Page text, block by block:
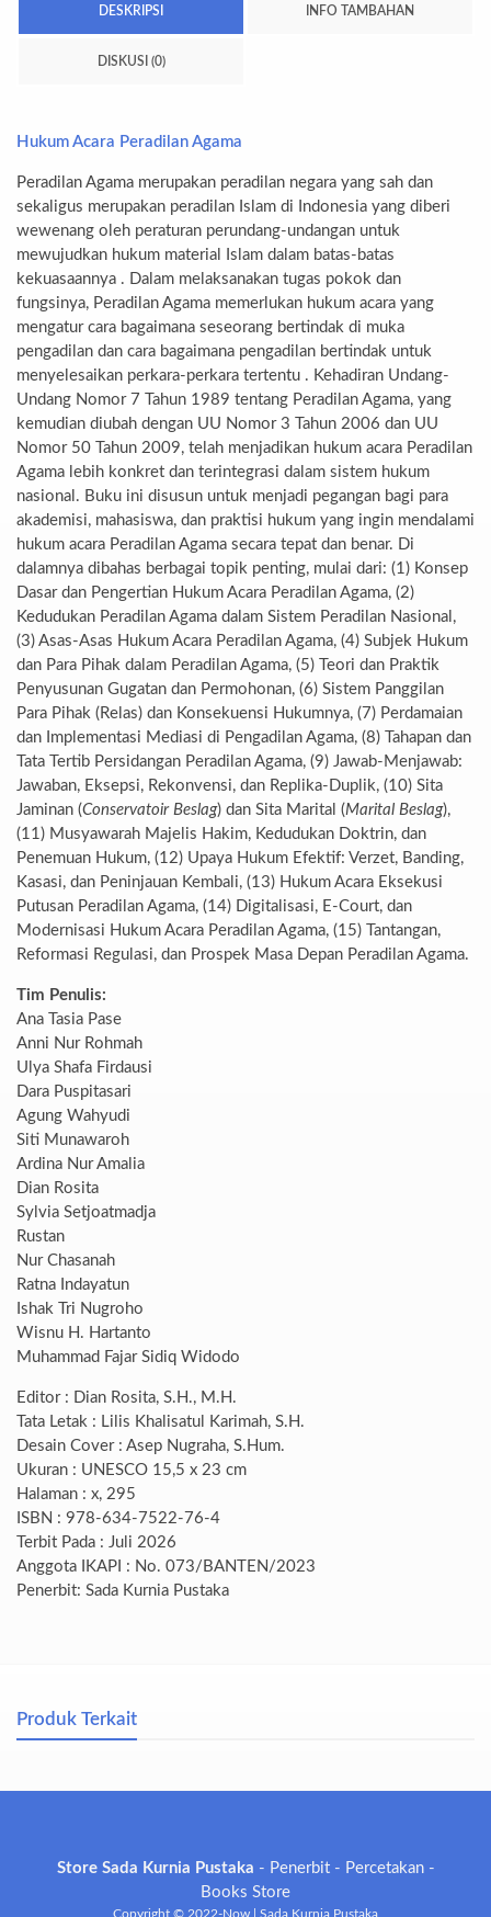
DESKRIPSI INFO TAMBAHAN
DISKUSI (0)
Hukum Acara Peradilan Agama
Peradilan Agama merupakan peradilan negara yang sah dan
sekaligus merupakan peradilan Islam di Indonesia yang diberi
wewenang oleh peraturan perundang-undangan untuk
mewujudkan hukum material Islam dalam batas-batas
kekuasaannya . Dalam melaksanakan tugas pokok dan
fungsinya, Peradilan Agama memerlukan hukum acara yang
mengatur cara bagaimana seseorang bertindak di muka
pengadilan dan cara bagaimana pengadilan bertindak untuk
menyelesaikan perkara-perkara tertentu . Kehadiran Undang-
Undang Nomor 7 Tahun 1989 tentang Peradilan Agama, yang
kemudian diubah dengan UU Nomor 3 Tahun 2006 dan UU
Nomor 50 Tahun 2009, telah menjadikan hukum acara Peradilan
Agama lebih konkret dan terintegrasi dalam sistem hukum
nasional. Buku ini disusun untuk menjadi pegangan bagi para
akademisi, mahasiswa, dan praktisi hukum yang ingin mendalami
hukum acara Peradilan Agama secara tepat dan benar. Di
dalamnya dibahas berbagai topik penting, mulai dari: (1) Konsep
Dasar dan Pengertian Hukum Acara Peradilan Agama, (2)
Kedudukan Peradilan Agama dalam Sistem Peradilan Nasional,
(3) Asas-Asas Hukum Acara Peradilan Agama, (4) Subjek Hukum
dan Para Pihak dalam Peradilan Agama, (5) Teori dan Praktik
Penyusunan Gugatan dan Permohonan, (6) Sistem Panggilan
Para Pihak (Relas) dan Konsekuensi Hukumnya, (7) Perdamaian
dan Implementasi Mediasi di Pengadilan Agama, (8) Tahapan dan
Tata Tertib Persidangan Peradilan Agama, (9) Jawab-Menjawab:
Jawaban, Eksepsi, Rekonvensi, dan Replika-Duplik, (10) Sita
Jaminan (Conservatoir Beslag) dan Sita Marital (Marital Beslag),
(11) Musyawarah Majelis Hakim, Kedudukan Doktrin, dan
Penemuan Hukum, (12) Upaya Hukum Efektif: Verzet, Banding,
Kasasi, dan Peninjauan Kembali, (13) Hukum Acara Eksekusi
Putusan Peradilan Agama, (14) Digitalisasi, E-Court, dan
Modernisasi Hukum Acara Peradilan Agama, (15) Tantangan,
Reformasi Regulasi, dan Prospek Masa Depan Peradilan Agama.
Tim Penulis:
Ana Tasia Pase
Anni Nur Rohmah
Ulya Shafa Firdausi
Dara Puspitasari
Agung Wahyudi
Siti Munawaroh
Ardina Nur Amalia
Dian Rosita
Sylvia Setjoatmadja
Rustan
Nur Chasanah
Ratna Indayatun
Ishak Tri Nugroho
Wisnu H. Hartanto
Muhammad Fajar Sidiq Widodo
Editor : Dian Rosita, S.H., M.H.
Tata Letak : Lilis Khalisatul Karimah, S.H.
Desain Cover : Asep Nugraha, S.Hum.
Ukuran : UNESCO 15,5 x 23 cm
Halaman : x, 295
ISBN : 978-634-7522-76-4
Terbit Pada : Juli 2026
Anggota IKAPI : No. 073/BANTEN/2023
Penerbit: Sada Kurnia Pustaka
Produk Terkait
Store Sada Kurnia Pustaka - Penerbit - Percetakan -
Books Store
Copyright © 2022-Now | Sada Kurnia Pustaka